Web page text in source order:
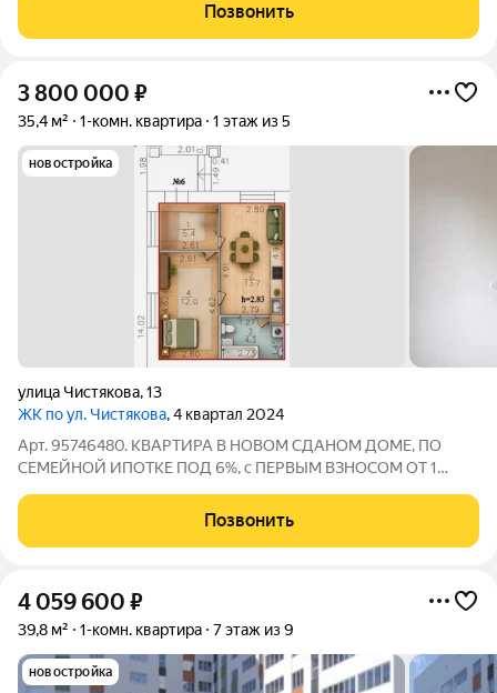
Позвонить
3 800 000 ₽
35,4 м² 1-комн. квартира 1 этаж из 5
новостройка
улица Чистякова,13
ЖК по ул. Чистякова, 4 квартал 2024
Арт. 95746480. КВАРТИРА В НОВОМ СДАНОМ ДОМЕ, ПО
СЕМЕЙНОЙ ИПОТКЕ ПОД 6%, с ПЕРВЫМ ВЗНОСОМ ОТ 1
предчистовой отделке. По запосу застройщик может довести
до чистовой! Квартира с индивидуальным
Позвонить
4 059 600 ₽
39,8 м² 1-комн. квартира 7 этаж из 9
новостройка